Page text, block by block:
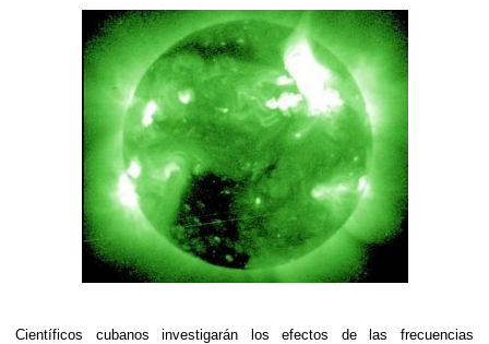
Científicos cubanos investigarán los efectos de las frecuencias